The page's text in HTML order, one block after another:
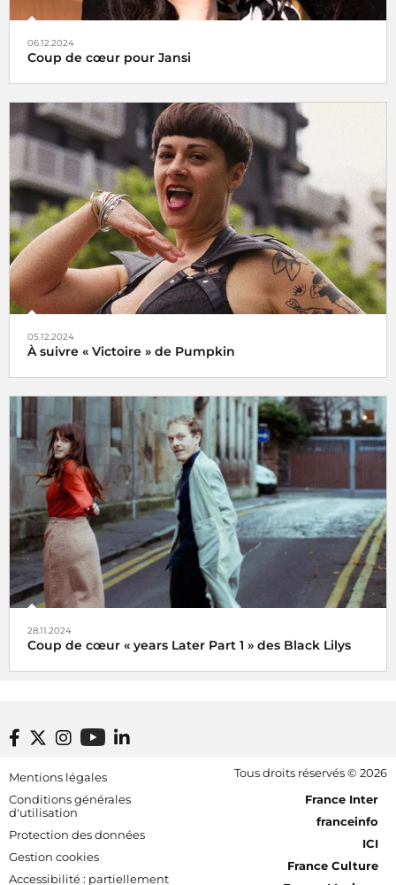
06.12.2024
Coup de cœur pour Jansi
Le choix de Jansi
05.12.2024
À suivre « Victoire » de Pumpkin
Veni, vidi, vici !
28.11.2024
Coup de cœur « years Later Part 1 » des Black Lilys
Black Lilys, une caresse magique et émotionnelle pop
folk
Radio France, le 2 décembre 2024
Footer bottom
Mentions légales
Conditions générales
d'utilisation
Protection des données
Gestion cookies
Accessibilité : partiellement
Tous droits réservés © 2026
[RDF] Pied de page - Mobile
France Inter
franceinfo
ICI
France Culture